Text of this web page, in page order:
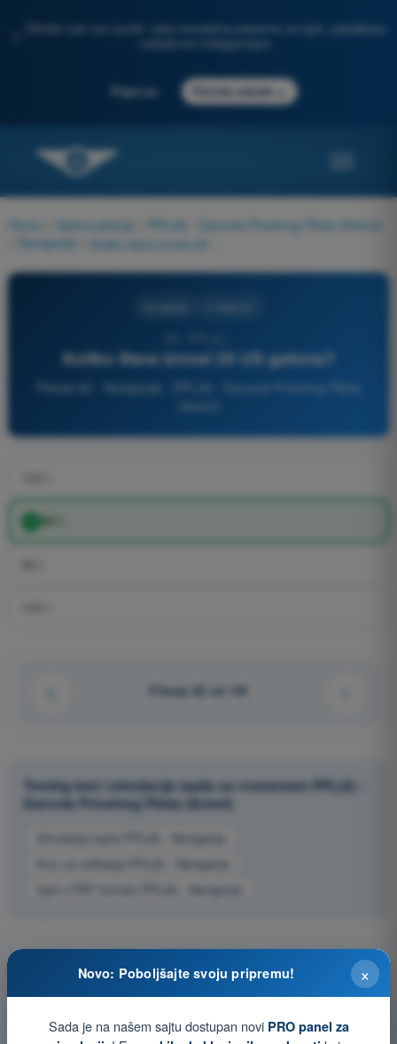
Otkrijte naš novi portal: vaša kompletna priprema za ispit, poboljšana
Prijavi se Počnite odmah
Home Ispitna pitanja
PPL(A) - Dozvola Privatnog Pilota (Avioni)
Navigacija
Koliko litara iznosi 25 US galona?
Pitanje 82 - Navigacija - PPL(A) - Dozvola Privatnog Pilota
95 l.
Pitanje 82 od 145
Trening test i simulacije ispita sa vremenom PPL(A) -
Dozvola Privatnog Pilota (Avioni)
Simulacija ispita PPL(A) - Navigacija
Kviz za vežbanje PPL(A) - Navigacija
Ispit u PDF formatu PPL(A) - Navigacija
×
Novo: Poboljšajte svoju pripremu!
Sada je na našem sajtu dostupan novi PRO panel za